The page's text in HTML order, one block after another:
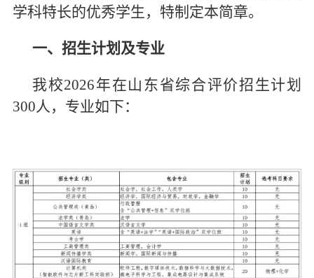
信息科学
学科特长的优秀学生，特制定本简章。
一、招生计划及专业
我校2026年在山东省综合评价招生计划
300人，专业如下：